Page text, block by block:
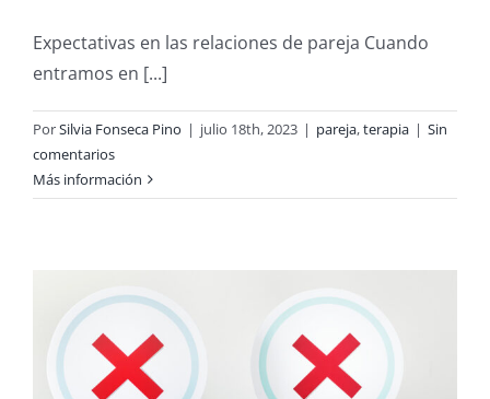
Expectativas en las relaciones de pareja Cuando
entramos en [...]
PorSilvia Fonseca Pino | julio 18th, 2023 | pareja,terapia | Sin
comentarios
Más información